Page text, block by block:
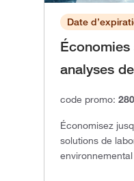
Date
Économies
analyses
code promo:
Économisez
solutions de